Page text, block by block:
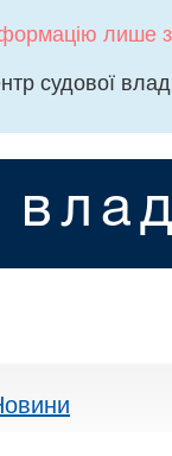
лише
судової